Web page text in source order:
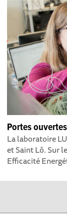
Portes
La laboratoire
et Saint Lô. Sur
Efficacité